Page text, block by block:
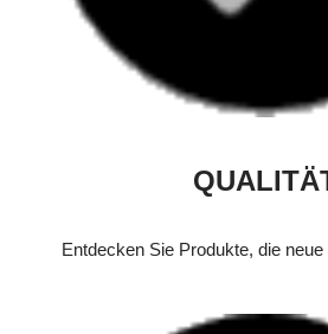
Entdecken Sie Produkte, die